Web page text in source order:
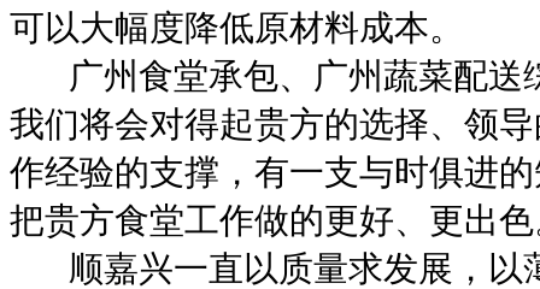
可以大幅度降低原材料成本。
广州食堂承包、广州蔬菜配
我们将会对得起贵方的选择、领
作经验的支撑，有一支与时俱进
把贵方食堂工作做的更好、更出
顺嘉兴一直以质量求发展，